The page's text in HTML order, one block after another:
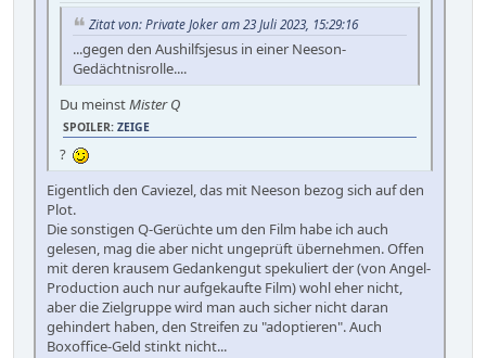
Zitat von: Private Joker am 23 Juli 2023, 15:29:16
...gegen den Aushilfsjesus in einer Neeson-
Gedächtnisrolle....
Du meinstMister Q
SPOILER: ZEIGE
?
Eigentlich den Caviezel, das mit Neeson bezog sich auf den
Plot.
Die sonstigen Q-Gerüchte um den Film habe ich auch
gelesen, mag die aber nicht ungeprüft übernehmen. Offen
mit deren krausem Gedankengut spekuliert der (von Angel-
Production auch nur aufgekaufte Film) wohl eher nicht,
aber die Zielgruppe wird man auch sicher nicht daran
gehindert haben, den Streifen zu "adoptieren". Auch
Boxoffice-Geld stinkt nicht...